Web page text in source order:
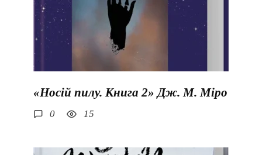
«Носій пилу. Книга 2» Дж. М. Міро
0 15